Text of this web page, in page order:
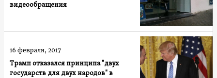
видеообращения
Трамп отказался принципа "двух
государств для двух народов" в
16 февраля, 2017